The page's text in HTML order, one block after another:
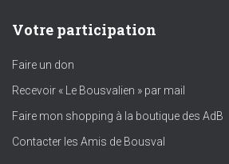
Votre participation
Faire un don
Recevoir « Le Bousvalien » par mail
Faire mon shopping à la boutique des AdB
Contacter les Amis de Bousval